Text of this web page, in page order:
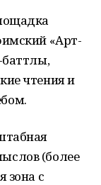
«Арт-
баттлы,
чтения и
(более
зона с